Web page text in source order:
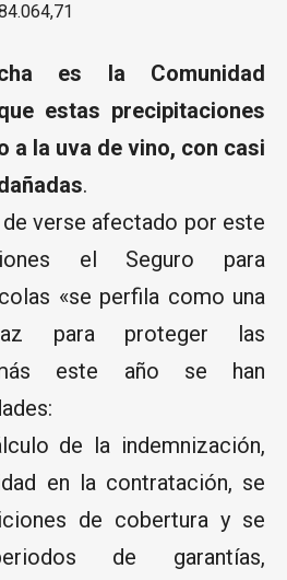
es la Comunidad
estas precipitaciones
a la uva de vino, con casi
.
verse afectado por este
el Seguro para
«se perfila como una
para proteger las
este año se han
de la indemnización,
en la contratación, se
de cobertura y se
de garantías,